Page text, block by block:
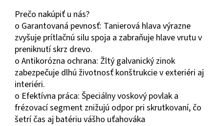
Prečo nakúpiť u nás?
o Garantovaná pevnosť: Tanierová hlava výrazne
zvyšuje prítlačnú silu spoja a zabraňuje hlave vrutu v
preniknutí skrz drevo.
o Antikorózna ochrana: Žltý galvanický zinok
zabezpečuje dlhú životnosť konštrukcie v exteriéri aj
interiéri.
o Efektívna práca: Špeciálny voskový povlak a
frézovací segment znižujú odpor pri skrutkovaní, čo
šetrí čas aj batériu vášho uťahováka